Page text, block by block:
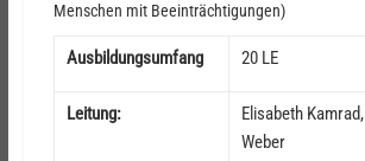
Menschen mit Beeinträchtigungen)
Ausbildungsumfang 20 LE
Leitung:
Elisabeth
Weber